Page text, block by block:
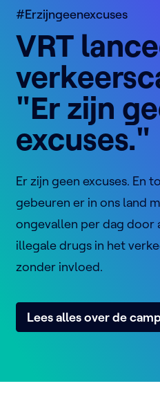
#Erzijngeenexcuses
VRT
"Er zijn
excuses."
Er zijn geen excuses. En
gebeuren er in ons land
ongevallen per dag door
illegale drugs in het
zonder invloed.
Lees alles over de